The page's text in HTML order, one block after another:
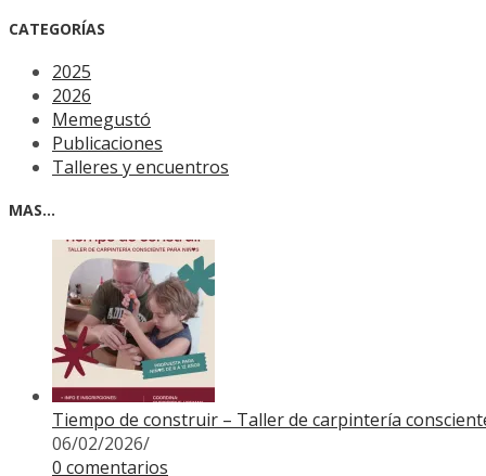
CATEGORÍAS
2025
2026
Memegustó
Publicaciones
Talleres y encuentros
MAS…
Tiempo de construir – Taller de carpintería
06/02/2026/
0 comentarios